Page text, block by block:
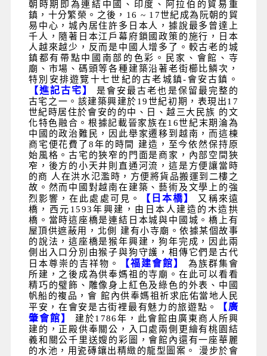
朝時期即為連結中國、印度、阿拉伯的貿易重
鎮，十分繁榮。之後，16 ~ 17世紀成為阮朝的貿
易中心，城內居住許多日本人，據說最多曾達上
千人，隨著日本江戶幕府鎖國政策的施行，日本
人越來越少，反而是中國人增多了。較古老的城
鎮都有帶點中國南部的色彩。民家、會館、寺
廟、市場、碼頭等各種建築沿著老街櫛比鱗次，
特別安排遊覽十七世紀的古老城鎮-會安古鎮。
【進記古宅】
是會安最古老也是保留最完整的
古宅之一。該建築興建於19世紀初期，表現出17
世紀時居住於會安的的中、日、越三大民族 的文
化特色融合。根據記載晉家族在16世紀末期淪為
中國的政治難民，因此舉家遷移到越南，而這棟
商宅便花費了 8年的時間
建造，至今依然保持原
始風格。古宅的狹窄的門面是商家，內部空間狹
窄，後方的小天井則直通河流，這是方便讓當時
的商
人在洪水氾濫時，方便將貨品搬運到二樓之
故。然而中國對越南在建築、藝術及文學上的強
烈影響，在此處處可見。
【日本橋】
又稱來遠
橋，西元 1593年興建，由日本人建造的木造拱
橋。當時這座橋是連結日本城與中國城。橋上有
屋頂供遮蔽用，北側
建有小寺廟。依據某個故事
的說法，這座橋是猴年興建，狗年完成，因此兩
側出入口分別由猴子與狗守護，相傳它們是古代
日本尊崇的吉祥物。
【福建會館】
為族群集會
所建，之後成為供奉媽祖的寺廟。在此可以看看
精巧的璧飾、雕像身上紅色及綠色的外表、中國
帆船的複品，會 館內供奉媽祖祈求庇佑當地人民
平安，在會安是古街裡最有魅力的旅遊點。
【廣
肇會館】
建於1786年，此會館由廣東商人所興
建的，正殿供奉關公，入口處兩側更繪有桃園結
義和關公千里送嫂的彩圖，會館內還有一座華麗
的水池，用瓷磚鑲出精緻的龍型圖案。
漫步於會